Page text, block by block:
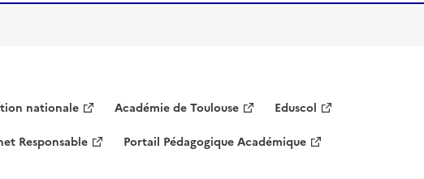
nationale Académie de Toulouse
Eduscol
Responsable Portail Pédagogique Académique